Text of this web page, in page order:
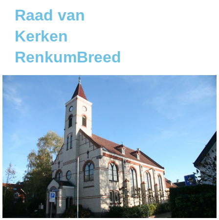
Raad van
Kerken
RenkumBreed